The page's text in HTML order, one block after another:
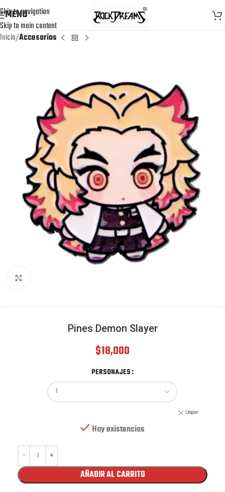
Skip to navigation
Skip to main content
MENU
Inicio Accesorios
Pines Demon Slayer
$18,000
PERSONAJES
Limpiar
Hay existencias
AÑADIR AL CARRITO